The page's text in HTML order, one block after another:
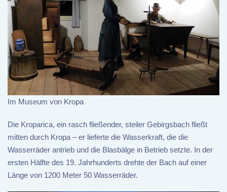
Im Museum von Kropa
Die Kroparica, ein rasch fließender, steiler Gebirgsbach fließt
mitten durch Kropa – er lieferte die Wasserkraft, die die
Wasserräder antrieb und die Blasbälge in Betrieb setzte. In der
ersten Hälfte des 19. Jahrhunderts drehte der Bach auf einer
Länge von 1200 Meter 50 Wasserräder.